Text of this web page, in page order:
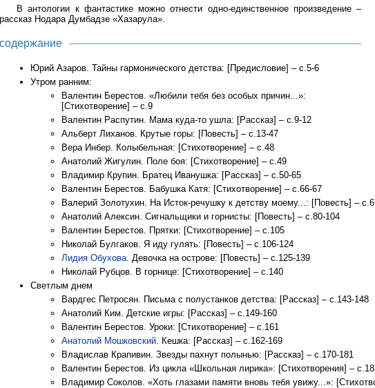
В антологии к фантастике можно отнести одно-единственное произведение –
рассказ Нодара Думбадзе «Хазарула».
содержание
Юрий Азаров. Тайны гармонического детства: [Предисловие] – с.5-6
Утром ранним:
Валентин Берестов. «Любили тебя без особых причин...»:
[Стихотворение] – с.9
Валентин Распутин. Мама куда-то ушла: [Рассказ] – с.9-12
Альберт Лиханов. Крутые горы: [Повесть] – с.13-47
Вера Инбер. Колыбельная: [Стихотворение] – с.48
Анатолий Жигулин. Поле боя: [Стихотворение] – с.49
Владимир Крупин. Братец Иванушка: [Рассказ] – с.50-65
Валентин Берестов. Бабушка Катя: [Стихотворение] – с.66-67
Валерий Золотухин. На Исток-речушку к детству моему...: [Повесть] –
Анатолий Алексин. Сигнальщики и горнисты: [Повесть] – с.80-104
Валентин Берестов. Прятки: [Стихотворение] – с.105
Николай Булгаков. Я иду гулять: [Повесть] – с.106-124
Лидия Обухова. Девочка на острове: [Повесть] – с.125-139
Николай Рубцов. В горнице: [Стихотворение] – с.140
Светлым днем
Вардгес Петросян. Письма с полустанков детства: [Рассказ] – с.143-148
Анатолий Ким. Детские игры: [Рассказ] – с.149-160
Валентин Берестов. Уроки: [Стихотворение] – с.161
Анатолий Мошковский. Кешка: [Рассказ] – с.162-169
Владислав Крапивин. Звезды пахнут полынью: [Рассказ] – с.170-181
Валентин Берестов. Из цикла «Школьная лирика»: [Стихотворения] –
Владимир Соколов. «Хоть глазами памяти вновь тебя увижу...»: